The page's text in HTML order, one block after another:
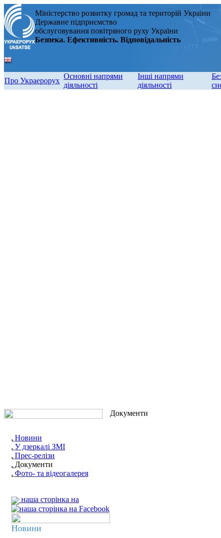
Міністерство розвитку громад та територій України
Державне підприємство
обслуговування повітряного руху України
Безпека. Ефективність. Відповідальність
Про Украерорух
Основні напрями
діяльності
Інші напрями
діяльності
Новини
У дзеркалі ЗМІ
Прес-релізи
Документи
Фото- та відеогалерея
наша сторінка на
Новини
Документи